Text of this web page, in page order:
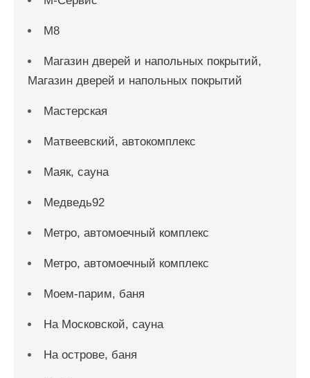
М8
Магазин дверей и напольных покрытий,
Магазин дверей и напольных покрытий
Мастерская
Матвеевский, автокомплекс
Маяк, сауна
Медведь92
Метро, автомоечный комплекс
Метро, автомоечный комплекс
Моем-парим, баня
На Московской, сауна
На острове, баня